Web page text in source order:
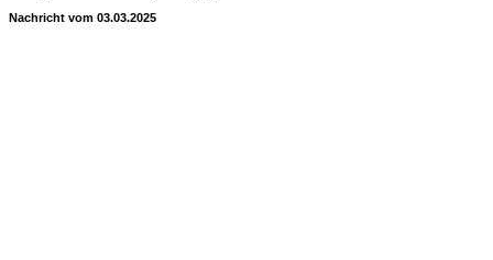
Nachricht vom 03.03.2025